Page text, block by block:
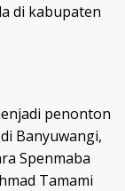
di kabupaten
penonton
Banyuwangi,
Spenmaba
Tamami